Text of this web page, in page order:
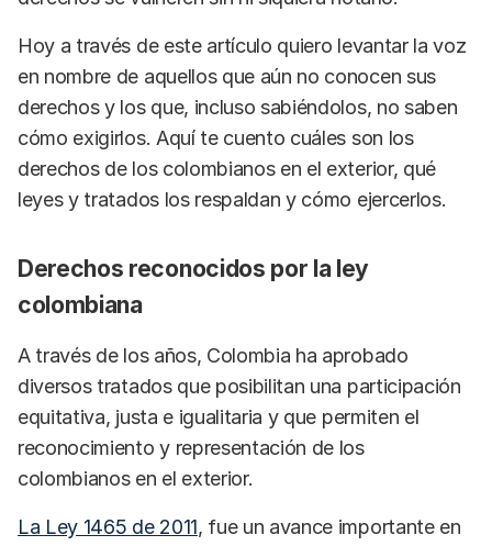
Hoy a través de este artículo quiero levantar la voz
en nombre de aquellos que aún no conocen sus
derechos y los que, incluso sabiéndolos, no saben
cómo exigirlos. Aquí te cuento cuáles son los
derechos de los colombianos en el exterior, qué
leyes y tratados los respaldan y cómo ejercerlos.
Derechos reconocidos por la ley
colombiana
A través de los años, Colombia ha aprobado
diversos tratados que posibilitan una participación
equitativa, justa e igualitaria y que permiten el
reconocimiento y representación de los
colombianos en el exterior.
La Ley 1465 de 2011, fue un avance importante en